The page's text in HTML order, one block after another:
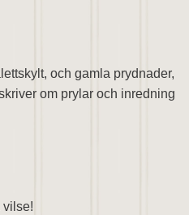
och gamla prydnader,
om prylar och inredning
vilse!